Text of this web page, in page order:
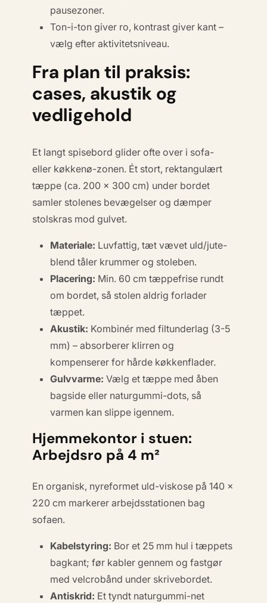
pausezoner.
Ton-i-ton giver ro, kontrast giver kant –
vælg efter aktivitetsniveau.
Fra plan til praksis:
cases, akustik og
vedligehold
Et langt spisebord glider ofte over i sofa-
eller køkkenø-zonen. Ét stort, rektangulært
tæppe (ca. 200 × 300 cm) under bordet
samler stolenes bevægelser og dæmper
stolskras mod gulvet.
Materiale: Luvfattig, tæt vævet uld/jute-
blend tåler krummer og stoleben.
Placering: Min. 60 cm tæppefrise rundt
om bordet, så stolen aldrig forlader
tæppet.
Akustik: Kombinér med filtunderlag (3-5
mm) – absorberer klirren og
kompenserer for hårde køkkenflader.
Gulvvarme: Vælg et tæppe med åben
bagside eller naturgummi-dots, så
varmen kan slippe igennem.
Hjemmekontor i stuen:
Arbejdsro på 4 m²
En organisk, nyreformet uld-viskose på 140 ×
220 cm markerer arbejdsstationen bag
sofaen.
Kabelstyring: Bor et 25 mm hul i tæppets
bagkant; før kabler gennem og fastgør
med velcrobånd under skrivebordet.
Antiskrid: Et tyndt naturgummi-net